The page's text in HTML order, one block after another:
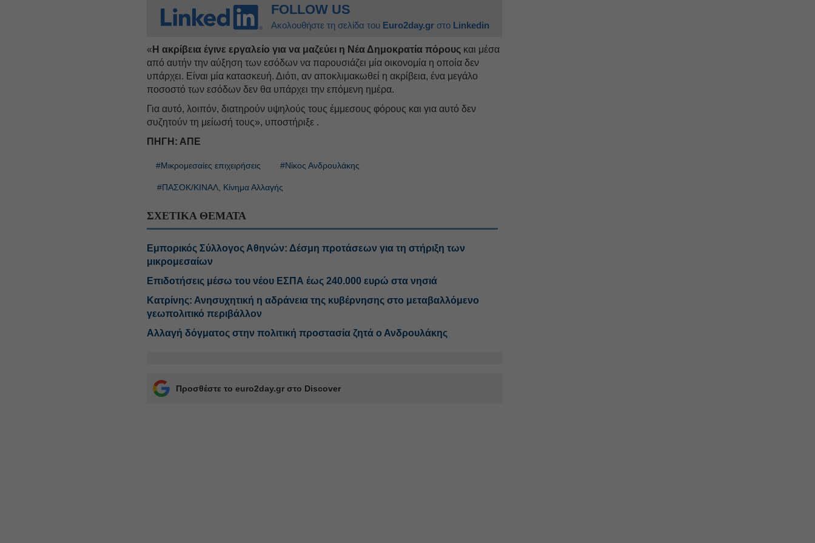
FOLLOW US
Ακολουθήστε τη σελίδα του Euro2day.gr στο Linkedin
« Η ακρίβεια έγινε εργαλείο για να μαζεύει η Νέα Δημοκρατία πόρους και μέσα
από αυτήν την αύξηση των εσόδων να παρουσιάζει μία οικονομία η οποία δεν
υπάρχει. Είναι μία κατασκευή. Διότι, αν αποκλιμακωθεί η ακρίβεια, ένα μεγάλο
ποσοστό των εσόδων δεν θα υπάρχει την επόμενη ημέρα.
Για αυτό, λοιπόν, διατηρούν υψηλούς τους έμμεσους φόρους και για αυτό δεν
συζητούν τη μείωσή τους», υποστήριξε .
ΠΗΓΗ: ΑΠΕ
#Μικρομεσαίες επιχειρήσεις #Νίκος Ανδρουλάκης
#ΠΑΣΟΚ/ΚΙΝΑΛ, Κίνημα Αλλαγής
ΣΧΕΤΙΚΑ ΘΕΜΑΤΑ
Εμπορικός Σύλλογος Αθηνών: Δέσμη προτάσεων για τη στήριξη των
μικρομεσαίων
Επιδοτήσεις μέσω του νέου ΕΣΠΑ έως 240.000 ευρώ στα νησιά
Κατρίνης: Ανησυχητική η αδράνεια της κυβέρνησης στο μεταβαλλόμενο
γεωπολιτικό περιβάλλον
Αλλαγή δόγματος στην πολιτική προστασία ζητά ο Ανδρουλάκης
Προσθέστε το euro2day.gr στο Discover